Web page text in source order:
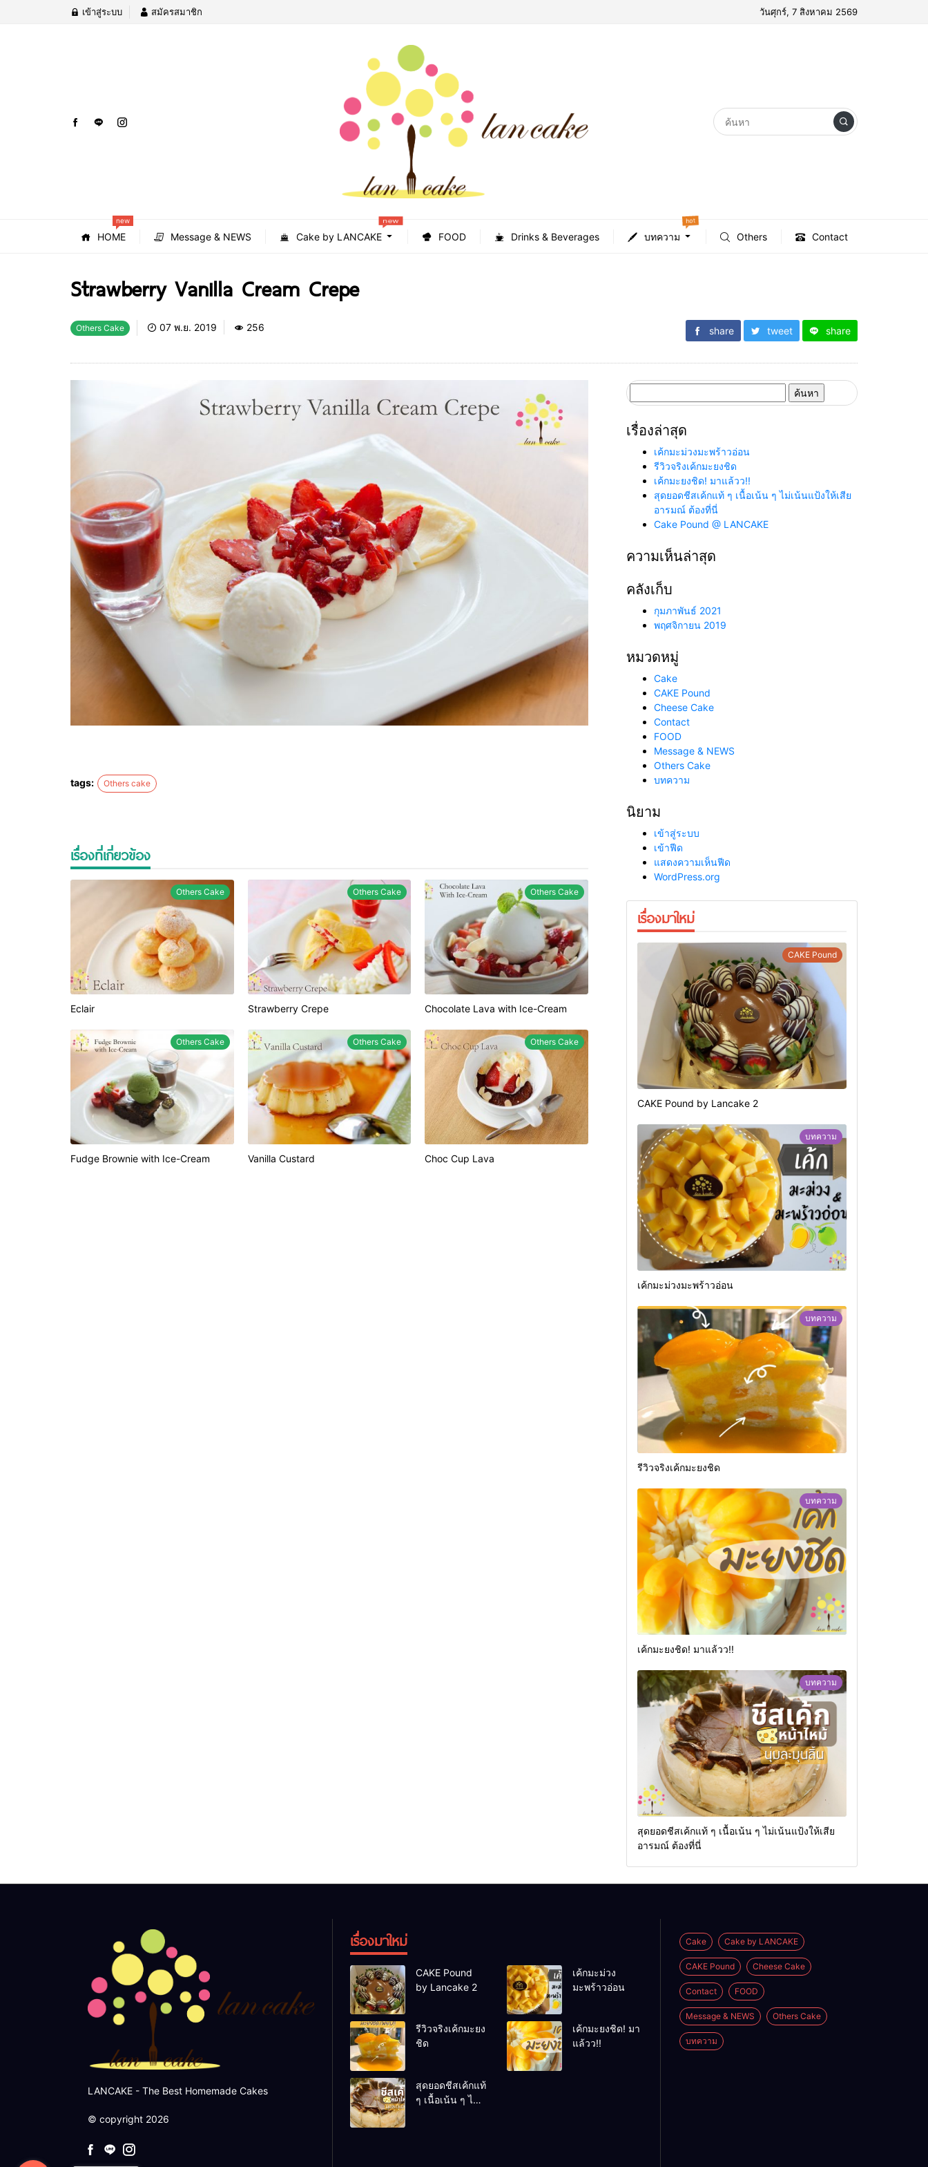
เข้าสู่ระบบ สมัครสมาชิก วันศุกร์, 7 สิงหาคม 2569
HOME
new
Message & NEWS Cake by LANCAKE
new
FOOD Drinks & Beverages บทความ
hot
Others Contact
Strawberry Vanilla Cream Crepe
Others Cake 07 พ.ย. 2019 256 share tweet share
tags: Others cake
เรื่องที่เกี่ยวข้อง
Others Cake
Eclair
Others Cake
Strawberry Crepe
Others Cake
Chocolate Lava with Ice-Cream
Others Cake
Fudge Brownie with Ice-Cream
Others Cake
Vanilla Custard
Others Cake
Choc Cup Lava
สำหรับ:
เรื่องล่าสุด
เค้กมะม่วงมะพร้าวอ่อน
รีวิวจริงเค้กมะยงชิด
เค้กมะยงชิด! มาแล้วว!!
สุดยอดชีสเค้กแท้ ๆ เนื้อเน้น ๆ ไม่เน้นแป้งให้เสีย
อารมณ์ ต้องที่นี่
Cake Pound @ LANCAKE
ความเห็นล่าสุด
คลังเก็บ
กุมภาพันธ์ 2021
พฤศจิกายน 2019
หมวดหมู่
Cake
CAKE Pound
Cheese Cake
Contact
FOOD
Message & NEWS
Others Cake
บทความ
นิยาม
เข้าสู่ระบบ
เข้าฟีด
แสดงความเห็นฟีด
WordPress.org
เรื่องมาใหม่
CAKE Pound
CAKE Pound by Lancake 2
บทความ
เค้กมะม่วงมะพร้าวอ่อน
บทความ
รีวิวจริงเค้กมะยงชิด
บทความ
เค้กมะยงชิด! มาแล้วว!!
บทความ
สุดยอดชีสเค้กแท้ ๆ เนื้อเน้น ๆ ไม่เน้นแป้งให้เสีย
อารมณ์ ต้องที่นี่
LANCAKE - The Best Homemade Cakes
© copyright 2026
เรื่องมาใหม่
CAKE Pound
by Lancake 2
เค้กมะม่วง
มะพร้าวอ่อน
รีวิวจริงเค้กมะยง
ชิด
เค้กมะยงชิด! มา
แล้วว!!
สุดยอดชีสเค้กแท้
ๆ เนื้อเน้น ๆ ไม่
Cake Cake by LANCAKE
CAKE Pound Cheese Cake
Contact FOOD
Message & NEWS Others Cake
บทความ